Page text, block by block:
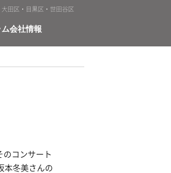
田区・目黒区・世田谷区
会社情報
のコンサート
本冬美さんの